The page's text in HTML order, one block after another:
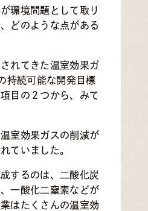
環境問題として取り
どのような点がある
れてきた温室効果ガ
持続可能な開発目標
目の２つから、みて
室効果ガスの削減が
ていました。
するのは、二酸化炭
一酸化二窒素などが
はたくさんの温室効